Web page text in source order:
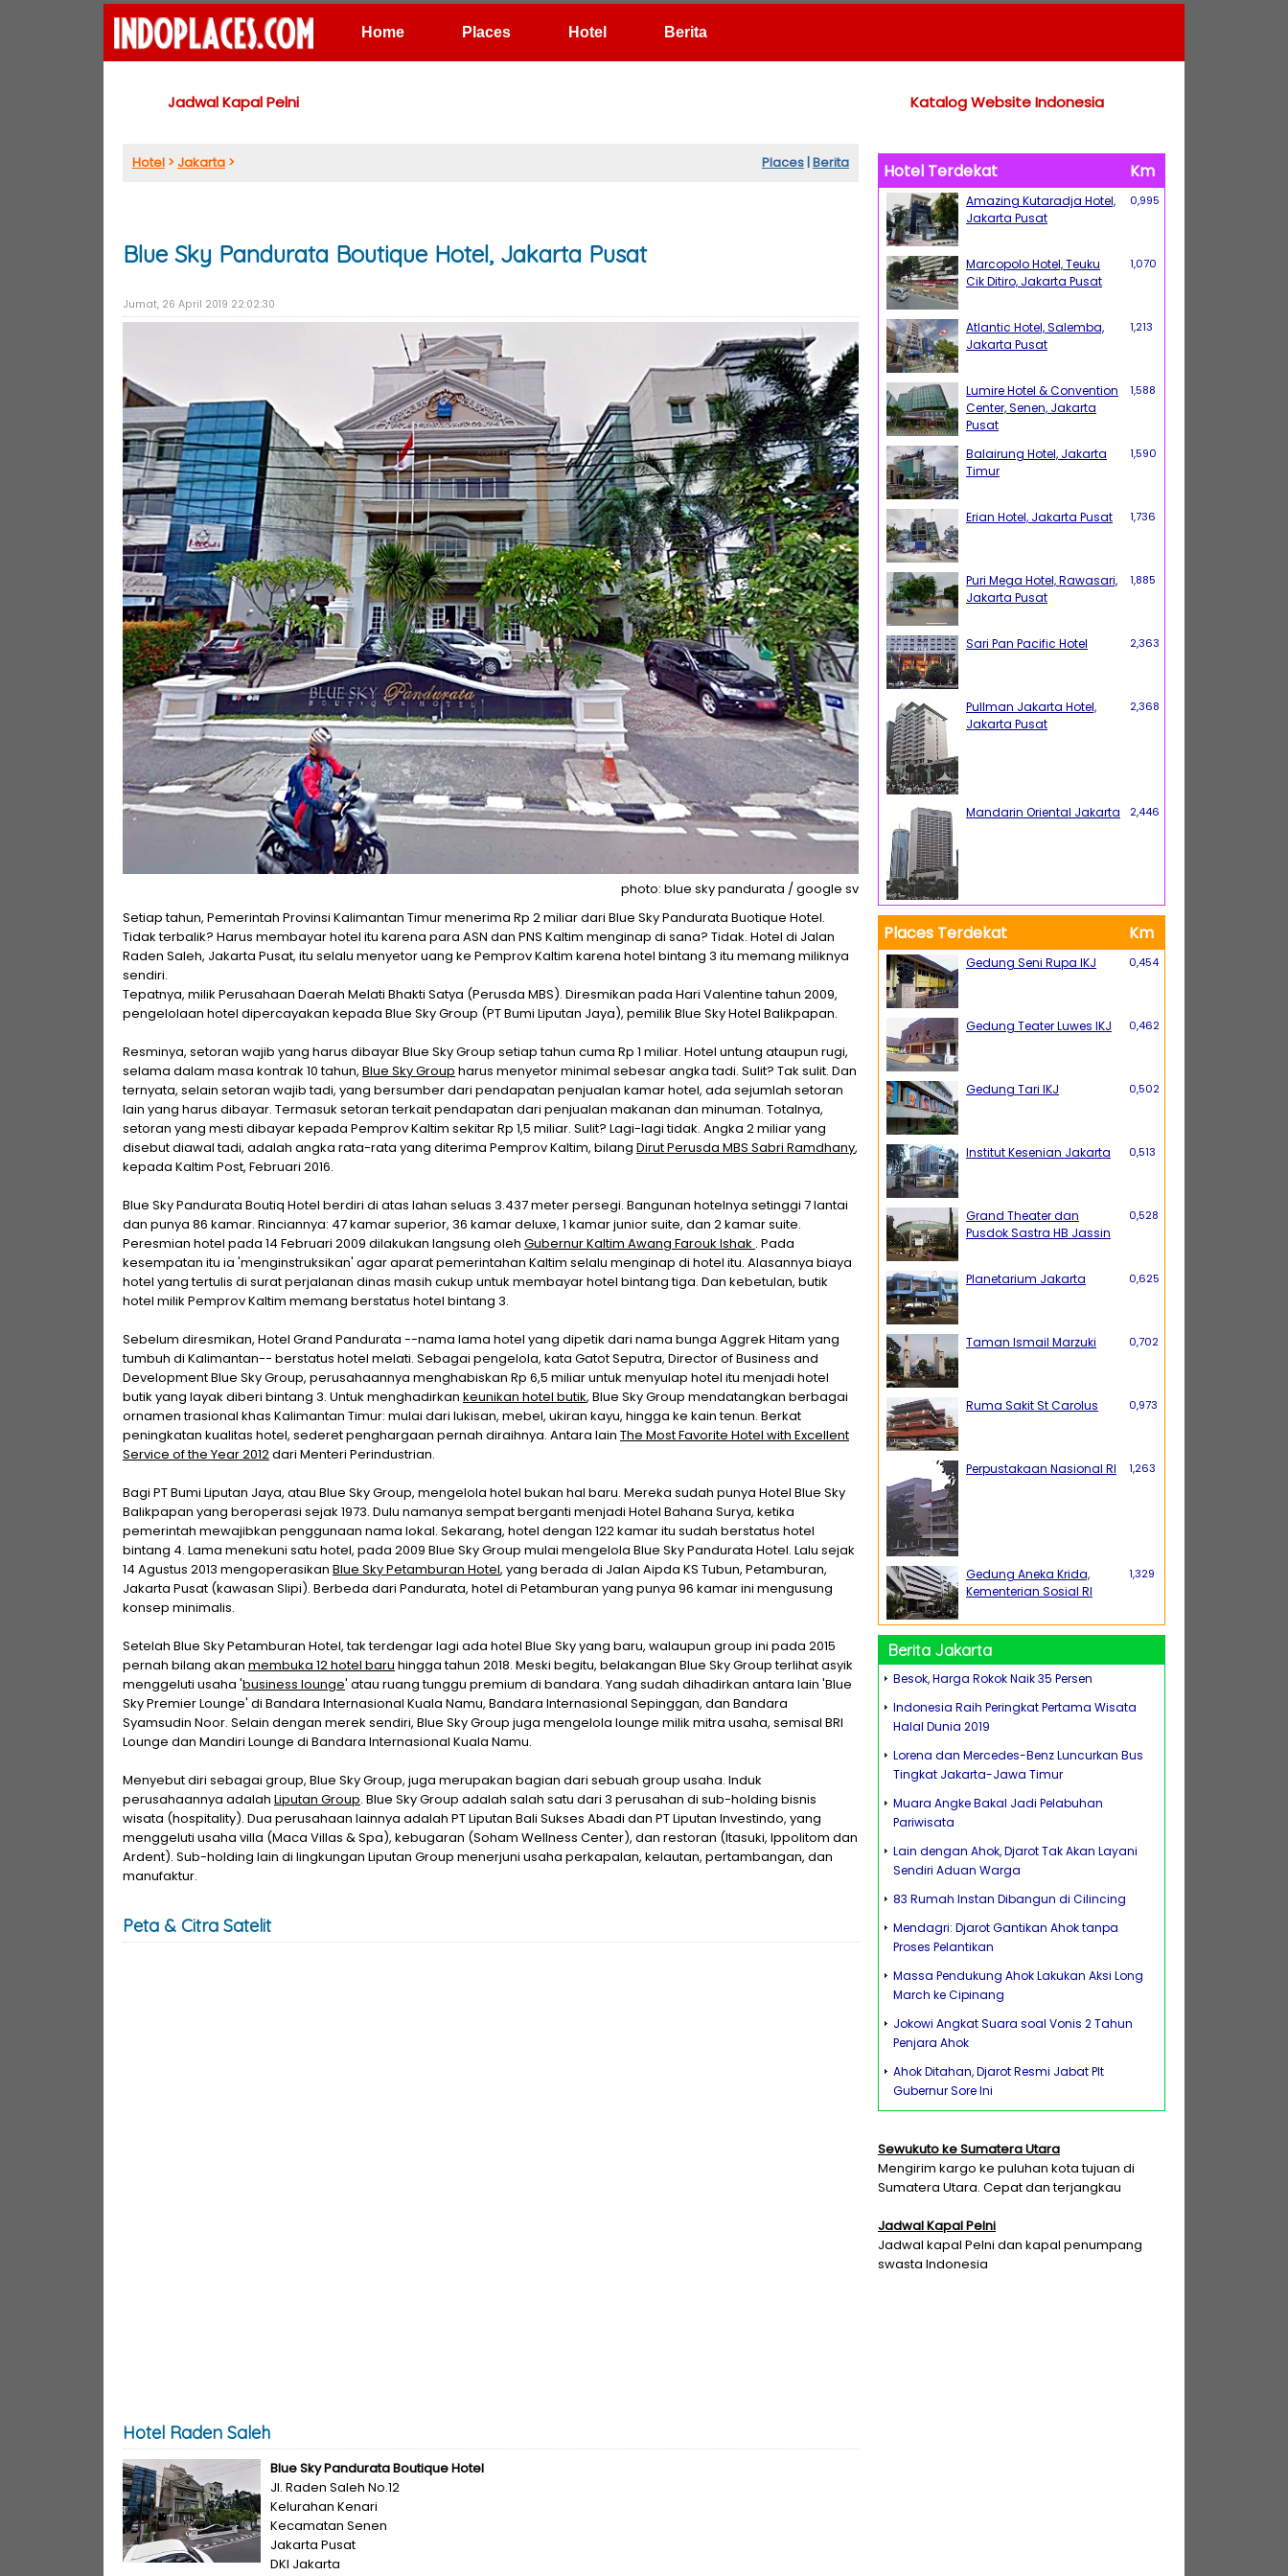
Home Places Hotel Berita
Jadwal Kapal Pelni Katalog Website Indonesia
Hotel >Jakarta > Places|Berita
Blue Sky Pandurata Boutique Hotel, Jakarta Pusat
Jumat, 26 April 2019 22:02:30
photo: blue sky pandurata / google sv
Setiap tahun, Pemerintah Provinsi Kalimantan Timur menerima Rp 2 miliar dari Blue Sky Pandurata Buotique Hotel.
Tidak terbalik? Harus membayar hotel itu karena para ASN dan PNS Kaltim menginap di sana? Tidak. Hotel di Jalan
Raden Saleh, Jakarta Pusat, itu selalu menyetor uang ke Pemprov Kaltim karena hotel bintang 3 itu memang miliknya
sendiri.
Tepatnya, milik Perusahaan Daerah Melati Bhakti Satya (Perusda MBS). Diresmikan pada Hari Valentine tahun 2009,
pengelolaan hotel dipercayakan kepada Blue Sky Group (PT Bumi Liputan Jaya), pemilik Blue Sky Hotel Balikpapan.
Resminya, setoran wajib yang harus dibayar Blue Sky Group setiap tahun cuma Rp 1 miliar. Hotel untung ataupun rugi,
selama dalam masa kontrak 10 tahun, Blue Sky Group harus menyetor minimal sebesar angka tadi. Sulit? Tak sulit. Dan
ternyata, selain setoran wajib tadi, yang bersumber dari pendapatan penjualan kamar hotel, ada sejumlah setoran
lain yang harus dibayar. Termasuk setoran terkait pendapatan dari penjualan makanan dan minuman. Totalnya,
setoran yang mesti dibayar kepada Pemprov Kaltim sekitar Rp 1,5 miliar. Sulit? Lagi-lagi tidak. Angka 2 miliar yang
disebut diawal tadi, adalah angka rata-rata yang diterima Pemprov Kaltim, bilang Dirut Perusda MBS Sabri Ramdhany,
kepada Kaltim Post, Februari 2016.
Blue Sky Pandurata Boutiq Hotel berdiri di atas lahan seluas 3.437 meter persegi. Bangunan hotelnya setinggi 7 lantai
dan punya 86 kamar. Rinciannya: 47 kamar superior, 36 kamar deluxe, 1 kamar junior suite, dan 2 kamar suite.
Peresmian hotel pada 14 Februari 2009 dilakukan langsung oleh Gubernur Kaltim Awang Farouk Ishak . Pada
kesempatan itu ia 'menginstruksikan' agar aparat pemerintahan Kaltim selalu menginap di hotel itu. Alasannya biaya
hotel yang tertulis di surat perjalanan dinas masih cukup untuk membayar hotel bintang tiga. Dan kebetulan, butik
hotel milik Pemprov Kaltim memang berstatus hotel bintang 3.
Sebelum diresmikan, Hotel Grand Pandurata --nama lama hotel yang dipetik dari nama bunga Aggrek Hitam yang
tumbuh di Kalimantan-- berstatus hotel melati. Sebagai pengelola, kata Gatot Seputra, Director of Business and
Development Blue Sky Group, perusahaannya menghabiskan Rp 6,5 miliar untuk menyulap hotel itu menjadi hotel
butik yang layak diberi bintang 3. Untuk menghadirkan keunikan hotel butik, Blue Sky Group mendatangkan berbagai
ornamen trasional khas Kalimantan Timur: mulai dari lukisan, mebel, ukiran kayu, hingga ke kain tenun. Berkat
peningkatan kualitas hotel, sederet penghargaan pernah diraihnya. Antara lain The Most Favorite Hotel with Excellent
Service of the Year 2012dari Menteri Perindustrian.
Bagi PT Bumi Liputan Jaya, atau Blue Sky Group, mengelola hotel bukan hal baru. Mereka sudah punya Hotel Blue Sky
Balikpapan yang beroperasi sejak 1973. Dulu namanya sempat berganti menjadi Hotel Bahana Surya, ketika
pemerintah mewajibkan penggunaan nama lokal. Sekarang, hotel dengan 122 kamar itu sudah berstatus hotel
bintang 4. Lama menekuni satu hotel, pada 2009 Blue Sky Group mulai mengelola Blue Sky Pandurata Hotel. Lalu sejak
14 Agustus 2013 mengoperasikan Blue Sky Petamburan Hotel, yang berada di Jalan Aipda KS Tubun, Petamburan,
Jakarta Pusat (kawasan Slipi). Berbeda dari Pandurata, hotel di Petamburan yang punya 96 kamar ini mengusung
konsep minimalis.
Setelah Blue Sky Petamburan Hotel, tak terdengar lagi ada hotel Blue Sky yang baru, walaupun group ini pada 2015
pernah bilang akan membuka 12 hotel baru hingga tahun 2018. Meski begitu, belakangan Blue Sky Group terlihat asyik
menggeluti usaha 'business lounge' atau ruang tunggu premium di bandara. Yang sudah dihadirkan antara lain 'Blue
Sky Premier Lounge' di Bandara Internasional Kuala Namu, Bandara Internasional Sepinggan, dan Bandara
Syamsudin Noor. Selain dengan merek sendiri, Blue Sky Group juga mengelola lounge milik mitra usaha, semisal BRI
Lounge dan Mandiri Lounge di Bandara Internasional Kuala Namu.
Menyebut diri sebagai group, Blue Sky Group, juga merupakan bagian dari sebuah group usaha. Induk
perusahaannya adalah Liputan Group. Blue Sky Group adalah salah satu dari 3 perusahan di sub-holding bisnis
wisata (hospitality). Dua perusahaan lainnya adalah PT Liputan Bali Sukses Abadi dan PT Liputan Investindo, yang
menggeluti usaha villa (Maca Villas & Spa), kebugaran (Soham Wellness Center), dan restoran (Itasuki, Ippolitom dan
Ardent). Sub-holding lain di lingkungan Liputan Group menerjuni usaha perkapalan, kelautan, pertambangan, dan
manufaktur.
Peta & Citra Satelit
Hotel Raden Saleh
Blue Sky Pandurata Boutique Hotel
Jl. Raden Saleh No.12
Kelurahan Kenari
Kecamatan Senen
Jakarta Pusat
DKI Jakarta
Hotel Terdekat Km
Amazing Kutaradja Hotel,
Jakarta Pusat
0,995
Marcopolo Hotel, Teuku
Cik Ditiro, Jakarta Pusat
1,070
Atlantic Hotel, Salemba,
Jakarta Pusat
1,213
Lumire Hotel & Convention
Center, Senen, Jakarta
Pusat
1,588
Balairung Hotel, Jakarta
Timur
1,590
Erian Hotel, Jakarta Pusat 1,736
Puri Mega Hotel, Rawasari,
Jakarta Pusat
1,885
Sari Pan Pacific Hotel 2,363
Pullman Jakarta Hotel,
Jakarta Pusat
2,368
Mandarin Oriental Jakarta 2,446
Places Terdekat Km
Gedung Seni Rupa IKJ 0,454
Gedung Teater Luwes IKJ 0,462
Gedung Tari IKJ 0,502
Institut Kesenian Jakarta 0,513
Grand Theater dan
Pusdok Sastra HB Jassin
0,528
Planetarium Jakarta 0,625
Taman Ismail Marzuki 0,702
Ruma Sakit St Carolus 0,973
Perpustakaan Nasional RI 1,263
Gedung Aneka Krida,
Kementerian Sosial RI
1,329
Berita Jakarta
Besok, Harga Rokok Naik 35 Persen
Indonesia Raih Peringkat Pertama Wisata
Halal Dunia 2019
Lorena dan Mercedes-Benz Luncurkan Bus
Tingkat Jakarta-Jawa Timur
Muara Angke Bakal Jadi Pelabuhan
Pariwisata
Lain dengan Ahok, Djarot Tak Akan Layani
Sendiri Aduan Warga
83 Rumah Instan Dibangun di Cilincing
Mendagri: Djarot Gantikan Ahok tanpa
Proses Pelantikan
Massa Pendukung Ahok Lakukan Aksi Long
March ke Cipinang
Jokowi Angkat Suara soal Vonis 2 Tahun
Penjara Ahok
Ahok Ditahan, Djarot Resmi Jabat Plt
Gubernur Sore Ini
Sewukuto ke Sumatera Utara
Mengirim kargo ke puluhan kota tujuan di
Sumatera Utara. Cepat dan terjangkau
Jadwal Kapal Pelni
Jadwal kapal Pelni dan kapal penumpang
swasta Indonesia